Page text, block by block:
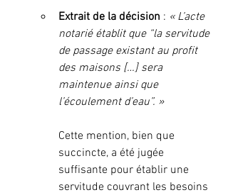
Extrait de la décision : « L’acte
notarié établit que “la servitude
de passage existant au profit
des maisons […] sera
maintenue ainsi que
l’écoulement d’eau”. »
Cette mention, bien que
succincte, a été jugée
suffisante pour établir une
servitude couvrant les besoins